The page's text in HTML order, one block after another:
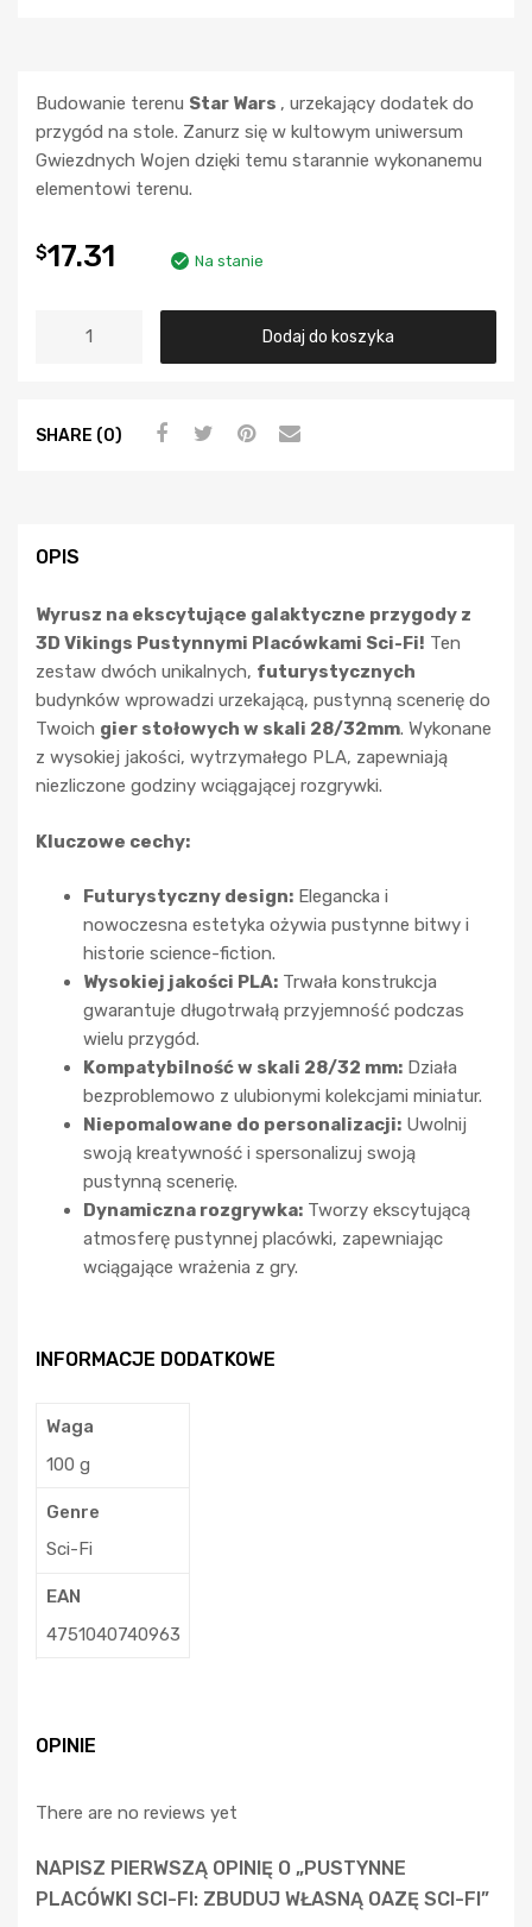
Budowanie terenu Star Wars , urzekający dodatek do
przygód na stole. Zanurz się w kultowym uniwersum
Gwiezdnych Wojen dzięki temu starannie wykonanemu
elementowi terenu.
$17.31 Na stanie
Dodaj do koszyka
SHARE (0)
OPIS
Wyrusz na ekscytujące galaktyczne przygody z
3D Vikings Pustynnymi Placówkami Sci-Fi! Ten
zestaw dwóch unikalnych, futurystycznych
budynków wprowadzi urzekającą, pustynną scenerię do
Twoich gier stołowych w skali 28/32mm. Wykonane
z wysokiej jakości, wytrzymałego PLA, zapewniają
niezliczone godziny wciągającej rozgrywki.
Kluczowe cechy:
Futurystyczny design: Elegancka i
nowoczesna estetyka ożywia pustynne bitwy i
historie science-fiction.
Wysokiej jakości PLA: Trwała konstrukcja
gwarantuje długotrwałą przyjemność podczas
wielu przygód.
Kompatybilność w skali 28/32 mm: Działa
bezproblemowo z ulubionymi kolekcjami miniatur.
Niepomalowane do personalizacji: Uwolnij
swoją kreatywność i spersonalizuj swoją
pustynną scenerię.
Dynamiczna rozgrywka: Tworzy ekscytującą
atmosferę pustynnej placówki, zapewniając
wciągające wrażenia z gry.
INFORMACJE DODATKOWE
Waga
100 g
Genre
Sci-Fi
EAN
4751040740963
OPINIE
There are no reviews yet
NAPISZ PIERWSZĄ OPINIĘ O „PUSTYNNE
PLACÓWKI SCI-FI: ZBUDUJ WŁASNĄ OAZĘ SCI-FI”